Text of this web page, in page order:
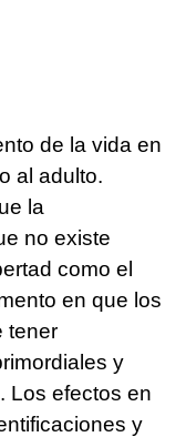
de la vida en
al adulto.
la
no existe
como el
en que los
tener
y
Los efectos en
y